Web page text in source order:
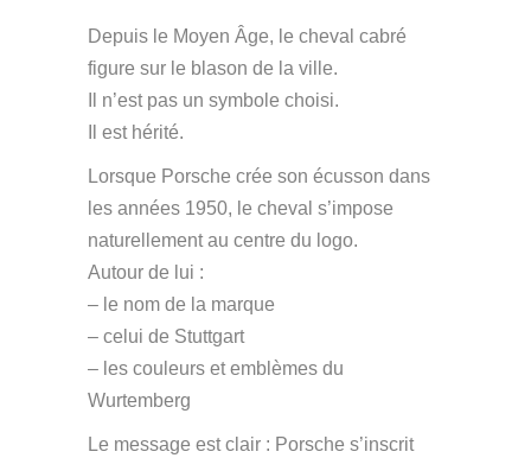
Depuis le Moyen Âge, le cheval cabré
figure sur le blason de la ville.
Il n’est pas un symbole choisi.
Il est hérité.
Lorsque Porsche crée son écusson dans
les années 1950, le cheval s’impose
naturellement au centre du logo.
Autour de lui :
– le nom de la marque
– celui de Stuttgart
– les couleurs et emblèmes du
Wurtemberg
Le message est clair : Porsche s’inscrit